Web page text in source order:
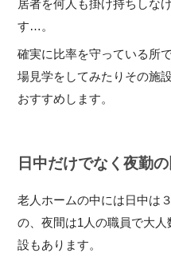
居者を何人も掛け持ちしな
す…。
確実に比率を守っている所
場見学をしてみたりその施
おすすめします。
日中だけでなく夜勤
老人ホームの中には日中は
の、夜間は1人の職員で大
設もあります。